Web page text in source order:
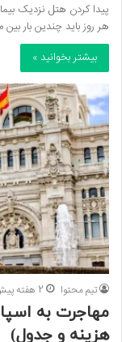
پیدا کردن هتل نزدیک
هر روز باید چندین بار
بیشتر بخوانید »
تیم محتوا 2 هفته پیش
مهاجرت به
هزینه و جدول)